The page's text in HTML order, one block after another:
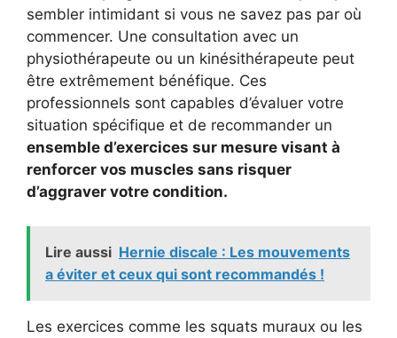
sembler intimidant si vous ne savez pas par où
commencer. Une consultation avec un
physiothérapeute ou un kinésithérapeute peut
être extrêmement bénéfique. Ces
professionnels sont capables d’évaluer votre
situation spécifique et de recommander un
ensemble d’exercices sur mesure visant à
renforcer vos muscles sans risquer
d’aggraver votre condition.
Lire aussi Hernie discale : Les mouvements
a éviter et ceux qui sont recommandés !
Les exercices comme les squats muraux ou les